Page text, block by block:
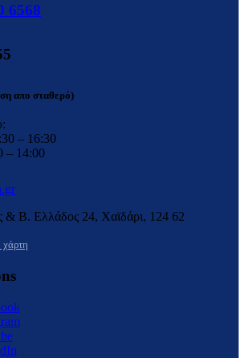
6568
απο σταθερό)
– 16:30
– 14:00
& Β. Ελλάδος 24, Χαϊδάρι, 124 62
χάρτη